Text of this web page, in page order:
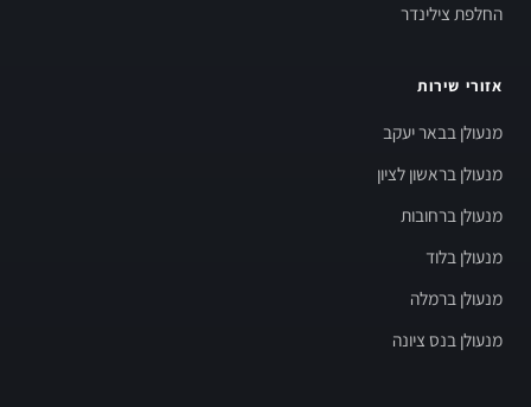
החלפת צילינדר
אזורי שירות
מנעולן בבאר יעקב
מנעולן בראשון לציון
מנעולן ברחובות
מנעולן בלוד
מנעולן ברמלה
מנעולן בנס ציונה